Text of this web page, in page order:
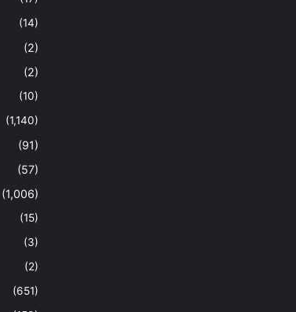
(14)
(2)
(2)
(10)
(1,140)
(91)
(57)
(1,006)
(15)
(3)
(2)
(651)